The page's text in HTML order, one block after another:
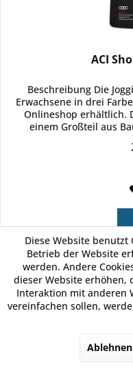
ACI
Beschreibung Die
Erwachsene in drei
Onlineshop erhältlich.
einem Großteil aus
HT-Racewear
Diese Website
Betrieb der Website
werden. Andere
dieser Website
Interaktion mit anderen
vereinfachen sollen,
Ablehnen